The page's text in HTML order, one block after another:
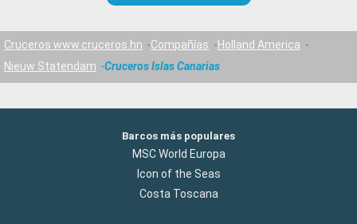
Cruceros www.cruceros.hn Compañías
Holland America
Nieuw Statendam
Cruceros Islas Canarias
Barcos más populares
MSC World Europa
Icon of the Seas
Costa Toscana